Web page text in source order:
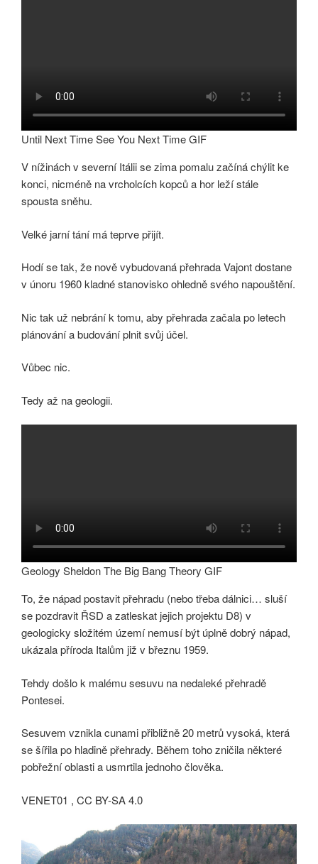
Until Next Time See You Next Time GIF
V nížinách v severní Itálii se zima pomalu začíná chýlit ke
konci, nicméně na vrcholcích kopců a hor leží stále
spousta sněhu.
Velké jarní tání má teprve přijít.
Hodí se tak, že nově vybudovaná přehrada Vajont dostane
v únoru 1960 kladné stanovisko ohledně svého napouštění.
Nic tak už nebrání k tomu, aby přehrada začala po letech
plánování a budování plnit svůj účel.
Vůbec nic.
Tedy až na geologii.
Geology Sheldon The Big Bang Theory GIF
To, že nápad postavit přehradu (nebo třeba dálnici… sluší
se pozdravit ŘSD a zatleskat jejich projektu D8) v
geologicky složitém území nemusí být úplně dobrý nápad,
ukázala příroda Italům již v březnu 1959.
Tehdy došlo k malému sesuvu na nedaleké přehradě
Pontesei.
Sesuvem vznikla cunami přibližně 20 metrů vysoká, která
se šířila po hladině přehrady. Během toho zničila některé
pobřežní oblasti a usmrtila jednoho člověka.
VENET01 , CC BY-SA 4.0